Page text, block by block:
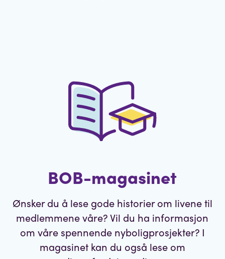
BOB-magasinet
Ønsker du å lese gode historier om livene til
medlemmene våre? Vil du ha informasjon
om våre spennende nyboligprosjekter? I
magasinet kan du også lese om